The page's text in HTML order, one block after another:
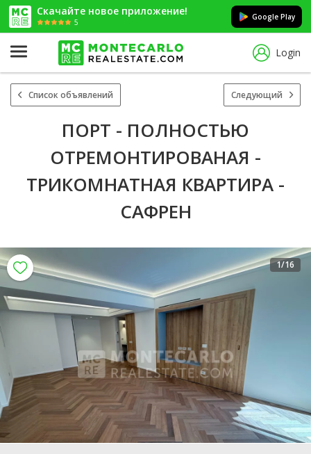
Скачайте новое приложение!
5
Google Play
Login
Список объявлений Следующий
ПОРТ - ПОЛНОСТЬЮ
ОТРЕМОНТИРОВАНАЯ -
ТРИКОМНАТНАЯ КВАРТИРА -
САФРЕН
1/16